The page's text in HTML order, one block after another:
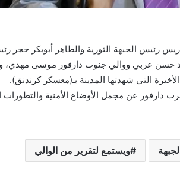
رئيس الجبهة الثورية والطاهر أبوبكر حجر
حسن عربي ووالي جنوب دارفور موسى مهدي،
التي شهدتها المدينة بـ(معسكر كرندنق).
دارفور عن مجمل الأوضاع الأمنية والتطورات
ويستمع لتقرير من الوالي